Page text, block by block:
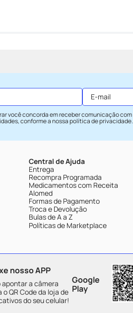
você concorda em receber comunicação com
conforme a nossapolítica de privacidade.
Central de Ajuda
Entrega
Recompra Programada
Medicamentos com Receita
Alomed
Formas de Pagamento
Troca e Devolução
Bulas de A a Z
Políticas de Marketplace
nosso APP
apontar a câmera
o QR Code da loja de
do seu celular!
Google
Play